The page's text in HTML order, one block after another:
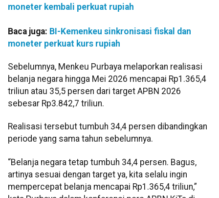
moneter kembali perkuat rupiah
Baca juga: BI-Kemenkeu sinkronisasi fiskal dan
moneter perkuat kurs rupiah
Sebelumnya, Menkeu Purbaya melaporkan realisasi
belanja negara hingga Mei 2026 mencapai Rp1.365,4
triliun atau 35,5 persen dari target APBN 2026
sebesar Rp3.842,7 triliun.
Realisasi tersebut tumbuh 34,4 persen dibandingkan
periode yang sama tahun sebelumnya.
“Belanja negara tetap tumbuh 34,4 persen. Bagus,
artinya sesuai dengan target ya, kita selalu ingin
mempercepat belanja mencapai Rp1.365,4 triliun,”